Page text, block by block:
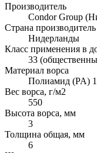
Производитель
Condor Group
Страна производитель
Нидерланды
Класс применения в
33
Материал ворса
Полиамид (PA)
Вес ворса, г/м2
550
Высота ворса, мм
3
Толщина общая, мм
6